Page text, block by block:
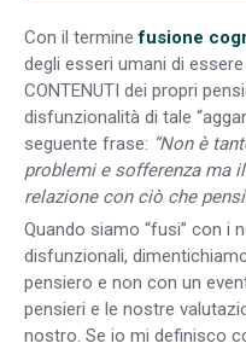
Con il terminefusione
degli esseri umani di
CONTENUTI dei propri
disfunzionalità di tale
seguente frase: “Non è
problemi e sofferenza ma
relazione con ciò che
Quando siamo “fusi” con i
disfunzionali,
pensiero e non con un
pensieri e le nostre
nostro. Se io mi definisco